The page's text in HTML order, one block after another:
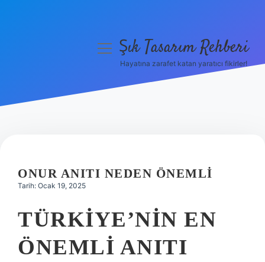
Hakkımızda
menüyüŞık Tasarım Rehberi
Hayatına zarafet katan yaratıcı fikirler!
ONUR ANITI NEDEN ÖNEMLI
Tarih: Ocak 19, 2025
TÜRKIYE’NIN EN
ÖNEMLI ANITI